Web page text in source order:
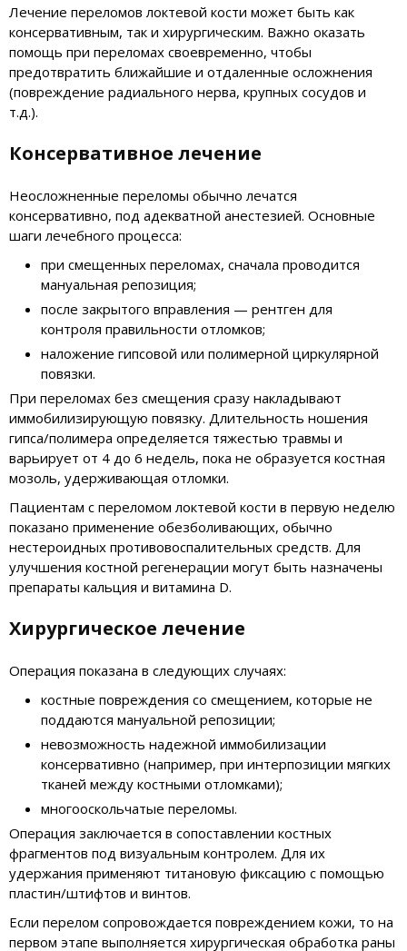
Лечение переломов локтевой кости может быть как
консервативным, так и хирургическим. Важно оказать
помощь при переломах своевременно, чтобы
предотвратить ближайшие и отдаленные осложнения
(повреждение радиального нерва, крупных сосудов и
т.д.).
Консервативное лечение
Неосложненные переломы обычно лечатся
консервативно, под адекватной анестезией. Основные
шаги лечебного процесса:
при смещенных переломах, сначала проводится
мануальная репозиция;
после закрытого вправления — рентген для
контроля правильности отломков;
наложение гипсовой или полимерной циркулярной
повязки.
При переломах без смещения сразу накладывают
иммобилизирующую повязку. Длительность ношения
гипса/полимера определяется тяжестью травмы и
варьирует от 4 до 6 недель, пока не образуется костная
мозоль, удерживающая отломки.
Пациентам с переломом локтевой кости в первую неделю
показано применение обезболивающих, обычно
нестероидных противовоспалительных средств. Для
улучшения костной регенерации могут быть назначены
препараты кальция и витамина D.
Хирургическое лечение
Операция показана в следующих случаях:
костные повреждения со смещением, которые не
поддаются мануальной репозиции;
невозможность надежной иммобилизации
консервативно (например, при интерпозиции мягких
тканей между костными отломками);
многооскольчатые переломы.
Операция заключается в сопоставлении костных
фрагментов под визуальным контролем. Для их
удержания применяют титановую фиксацию с помощью
пластин/штифтов и винтов.
Если перелом сопровождается повреждением кожи, то на
первом этапе выполняется хирургическая обработка раны